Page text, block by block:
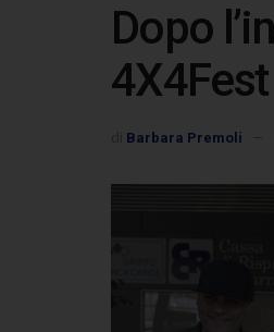
Dopo
4X4Fest
Barbara Premoli